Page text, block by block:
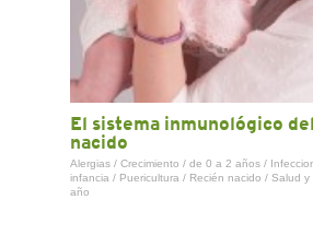
El sistema inmunológico
nacido
Alergias / Crecimiento / de 0 a 2 años /
infancia / Puericultura / Recién nacido / Salud y
año